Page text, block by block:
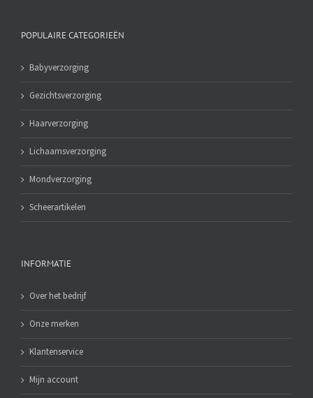
POPULAIRE CATEGORIEËN
Babyverzorging
Gezichtsverzorging
Haarverzorging
Lichaamsverzorging
Mondverzorging
Scheerartikelen
INFORMATIE
Over het bedrijf
Onze merken
Klantenservice
Mijn account